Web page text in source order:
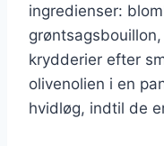
ingredienser:
krydderier efter
olivenolien i en
hvidløg, indtil de